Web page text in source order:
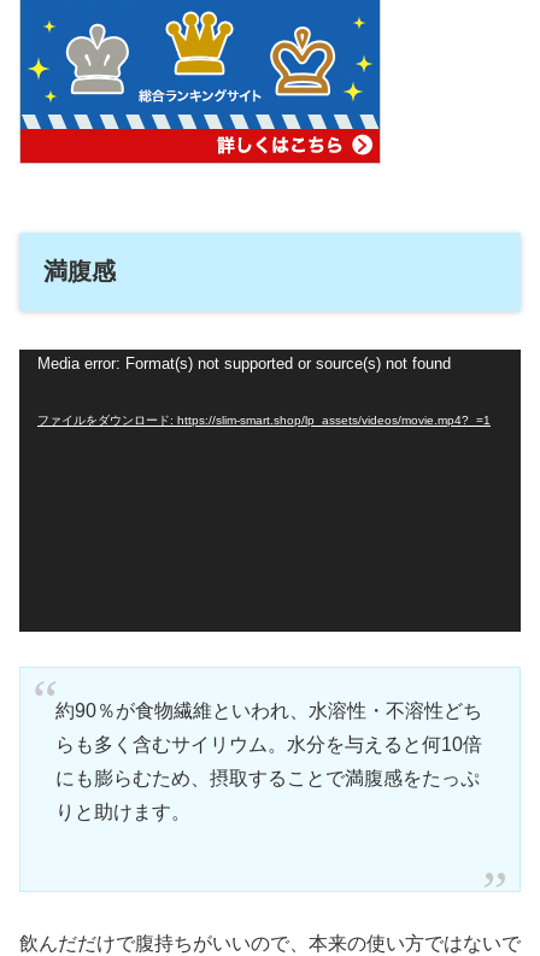
満腹感
Media error: Format(s) not supported or source(s) not found
ファイルをダウンロード: https://slim-smart.shop/lp_assets/videos/movie.mp4?_=1
約90％が食物繊維といわれ、水溶性・不溶性どち
らも多く含むサイリウム。水分を与えると何10倍
にも膨らむため、摂取することで満腹感をたっぷ
りと助けます。
飲んだだけで腹持ちがいいので、本来の使い方ではないで